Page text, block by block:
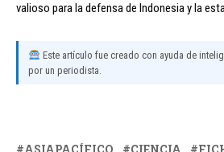
valioso para la defensa de Indonesia y la
Este artículo fue creado con ayuda de
por un periodista.